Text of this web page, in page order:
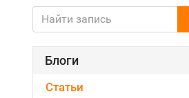
Блоги
Статьи